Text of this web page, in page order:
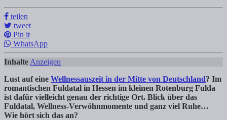
Tanja Klindworth
Inhalte Anzeigen 1) Romantisches Fuldatal & malerisches
teilen
tweet
Pin it
WhatsApp
Inhalte Anzeigen
Lust auf eine Wellnessauszeit in der Mitte von Deutschland? Im
romantischen Fuldatal in Hessen im kleinen Rotenburg Fulda
ist dafür vielleicht genau der richtige Ort. Blick über das
Fuldatal, Wellness-Verwöhnmomente und ganz viel Ruhe…
Wie hört sich das an?